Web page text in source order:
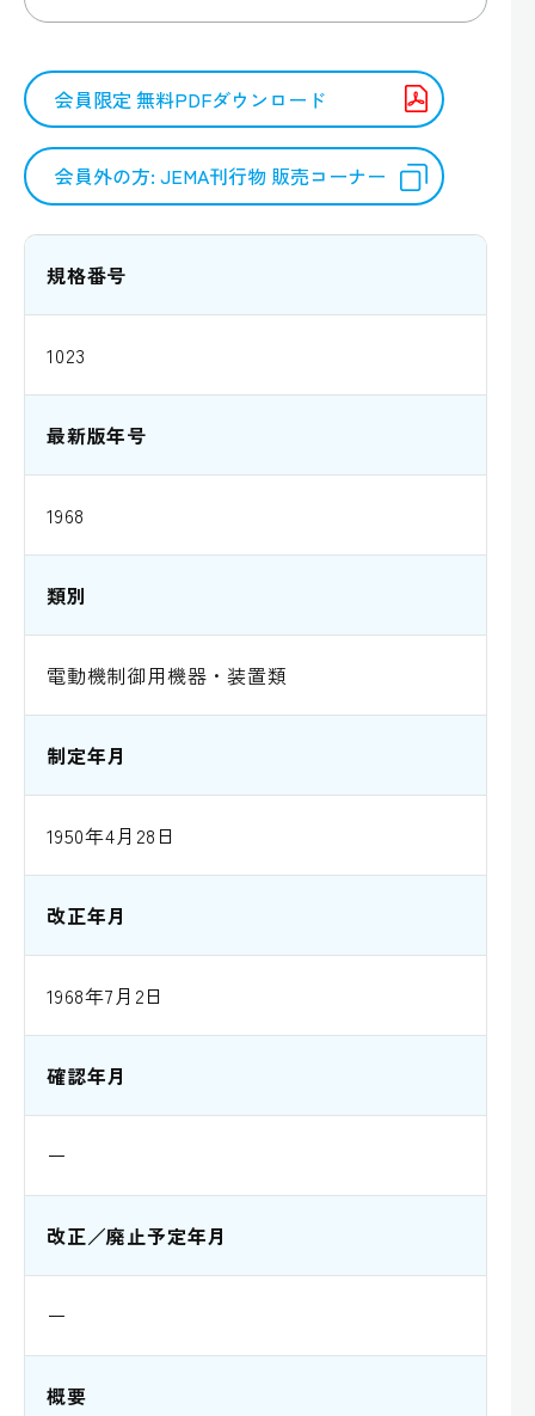
会員限定 無料PDFダウンロード
会員外の方: JEMA刊行物 販売コーナー
規格番号
1023
最新版年号
1968
類別
電動機制御用機器・装置類
制定年月
1950年4月28日
改正年月
1968年7月2日
確認年月
ー
改正／廃止予定年月
ー
概要